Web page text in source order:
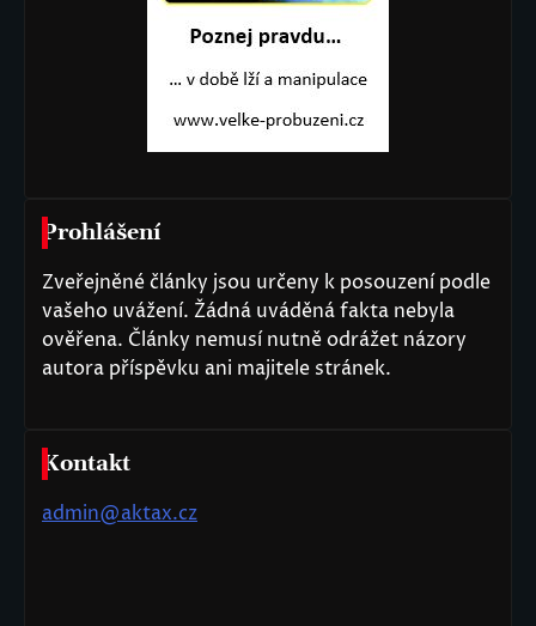
Prohlášení
Zveřejněné články jsou určeny k posouzení podle
vašeho uvážení. Žádná uváděná fakta nebyla
ověřena. Články nemusí nutně odrážet názory
autora příspěvku ani majitele stránek.
Kontakt
admin@aktax.cz